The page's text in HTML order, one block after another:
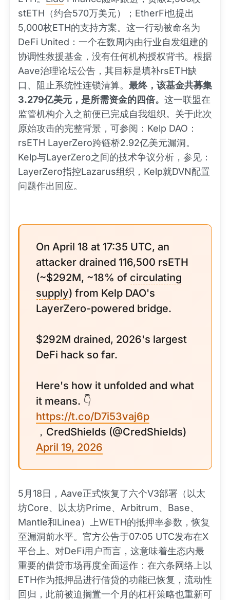
stETH（约合570万美元）；EtherFi也提出
5,000枚ETH的支持方案。这一行动被命名为
DeFi United：一个在数周内由行业自发组建的
协调性救援基金，没有任何机构授权背书。根据
Aave治理论坛公告，其目标是填补rsETH缺
口、阻止系统性连锁清算。 最终，该基金共募集
3.279亿美元，是所需资金的四倍。 这一联盟在
监管机构介入之前便已完成自我组织。关于此次
原始攻击的完整背景，可参阅：Kelp DAO：
rsETH LayerZero跨链桥2.92亿美元漏洞。
Kelp与LayerZero之间的技术争议分析，参见：
LayerZero指控Lazarus组织，Kelp就DVN配置
问题作出回应。
On April 18 at 17:35 UTC, an
attacker drained 116,500 rsETH
(~$292M, ~18% of circulating
supply) from Kelp DAO's
LayerZero-powered bridge.
$292M drained, 2026's largest
DeFi hack so far.
Here's how it unfolded and what
it means. 👇
https://t.co/D7i53vaj6p
，CredShields (@CredShields)
April 19, 2026
5月18日，Aave正式恢复了六个V3部署（以太
坊Core、以太坊Prime、Arbitrum、Base、
Mantle和Linea）上WETH的抵押率参数，恢复
至漏洞前水平。官方公告于07:05 UTC发布在X
平台上。对DeFi用户而言，这意味着生态内最
重要的借贷市场再度全面运作：在六条网络上以
ETH作为抵押品进行借贷的功能已恢复，流动性
回归，此前被迫搁置一个月的杠杆策略也重新可